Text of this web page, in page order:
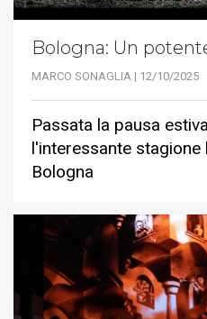
Bologna: Un
MARCO SONAGLIA | 12/10/2025
Passata la pausa
l'interessante stagione
Bologna